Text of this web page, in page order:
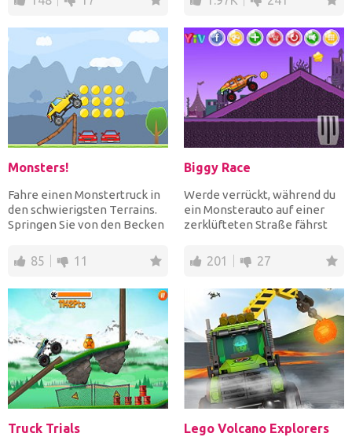
Monsters!
Fahre einen Monstertruck in
den schwierigsten Terrains.
Springen Sie von den Becken
85 11
Biggy Race
Werde verrückt, während du
ein Monsterauto auf einer
zerklüfteten Straße fährst
201 27
Truck Trials Lego Volcano Explorers